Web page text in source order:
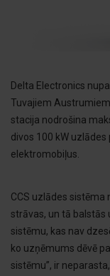
Delta Electronics
Tuvajiem
stacija nodrošina
divos 100 kW
elektromobiļus.
CCS uzlādes
strāvas, un tā balstās
sistēmu, kas nav
ko uzņēmums dēvē
sistēmu”, ir